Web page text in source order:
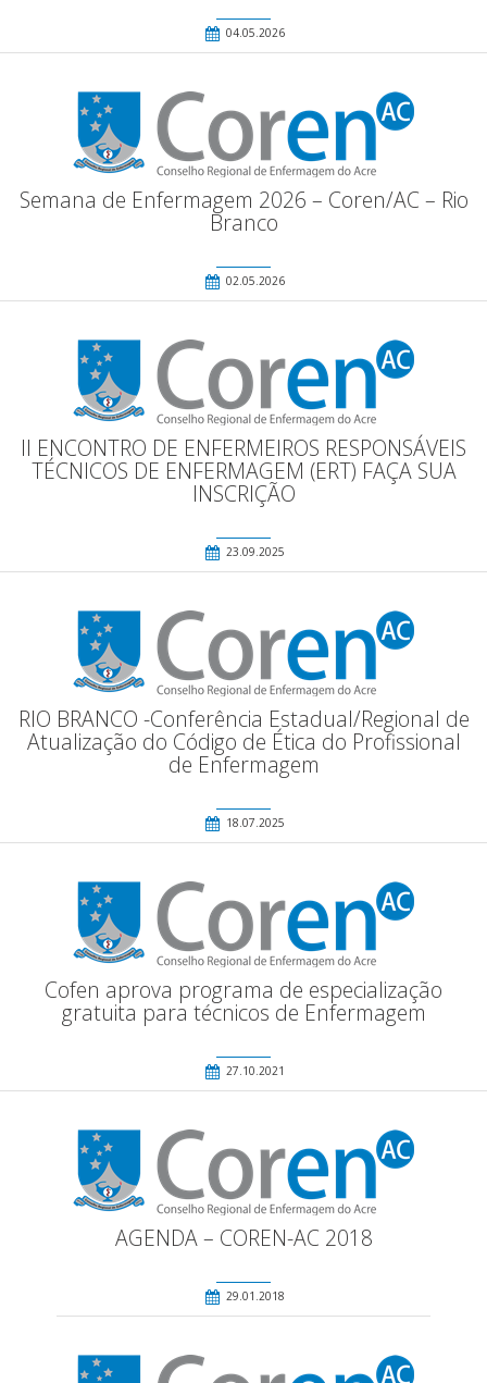
04.05.2026
Semana de Enfermagem 2026 – Coren/AC – Rio
Branco
02.05.2026
II ENCONTRO DE ENFERMEIROS RESPONSÁVEIS
TÉCNICOS DE ENFERMAGEM (ERT) FAÇA SUA
INSCRIÇÃO
23.09.2025
RIO BRANCO -Conferência Estadual/Regional de
Atualização do Código de Ética do Profissional
de Enfermagem
18.07.2025
Cofen aprova programa de especialização
gratuita para técnicos de Enfermagem
27.10.2021
AGENDA – COREN-AC 2018
29.01.2018